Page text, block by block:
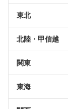
東北
北陸・甲信越
関東
東海